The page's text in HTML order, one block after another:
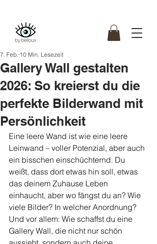
Gallery Wall gestalten
2026: So kreierst du die
perfekte Bilderwand mit
Persönlichkeit
7. Feb. 10 Min. Lesezeit
Eine leere Wand ist wie eine leere
Leinwand – voller Potenzial, aber auch
ein bisschen einschüchternd. Du
weißt, dass dort etwas hin soll, etwas
das deinem Zuhause Leben
einhaucht, aber wo fängst du an? Wie
viele Bilder? In welcher Anordnung?
Und vor allem: Wie schaffst du eine
Gallery Wall, die nicht nur schön